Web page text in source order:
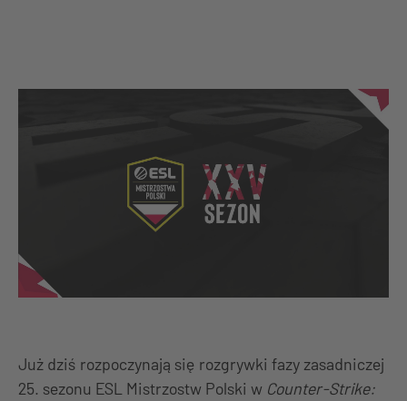
Już dziś rozpoczynają się rozgrywki fazy zasadniczej
25. sezonu ESL Mistrzostw Polski w Counter-Strike: